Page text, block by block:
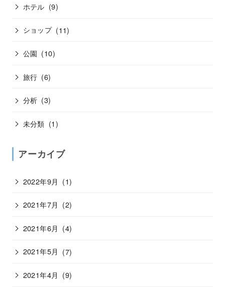
ホテル (9)
ショップ (11)
公園 (10)
旅行 (6)
分析 (3)
未分類 (1)
アーカイブ
2022年9月 (1)
2021年7月 (2)
2021年6月 (4)
2021年5月 (7)
2021年4月 (9)